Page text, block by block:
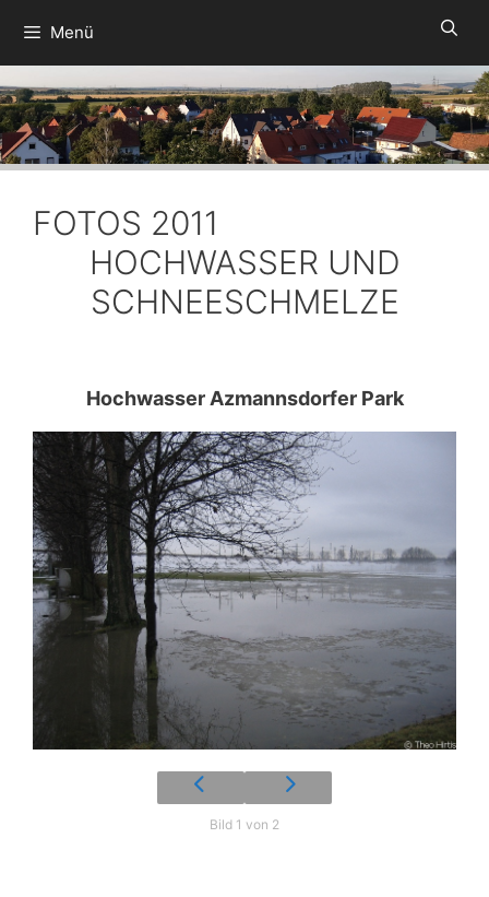
Inhalt
springen
Menü
FOTOS 2011
HOCHWASSER UND
SCHNEESCHMELZE
Hochwasser Azmannsdorfer Park
Bild 1 von 2